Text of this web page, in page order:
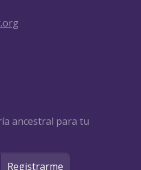
ancestral para tu